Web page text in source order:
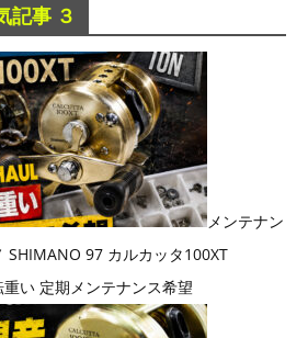
記事 ３
メンテナン
SHIMANO 97 カルカッタ100XT
い 定期メンテナンス希望